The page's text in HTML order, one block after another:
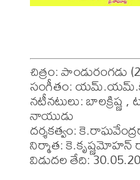
చిత్రం: పాండురంగడు
సంగీతం:
నటీనటులు: బాలక్రిష్ణ
నాయుడు
దర్శకత్వం:
నిర్మాత: కె.కృష్ణమోహన్
విడుదల తేది: